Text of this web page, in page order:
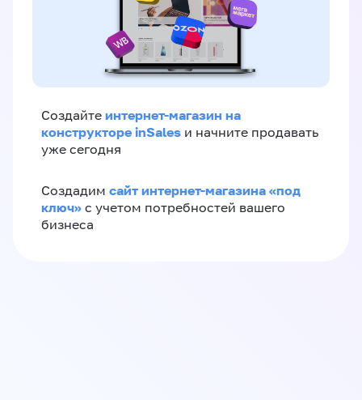
Создайте интернет-магазин на
конструкторе inSales и начните продавать
уже сегодня
Создадим сайт интернет-магазина «под
ключ» с учетом потребностей вашего
бизнеса